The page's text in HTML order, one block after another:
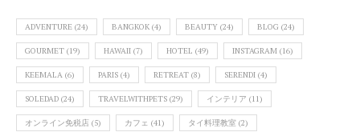
ADVENTURE (24) BANGKOK (4) BEAUTY (24) BLOG (24)
GOURMET (19) HAWAII (7) HOTEL (49) INSTAGRAM (16)
KEEMALA (6) PARIS (4) RETREAT (8) SERENDI (4)
SOLEDAD (24) TRAVELWITHPETS (29) インテリア (11)
オンライン免税店 (5) カフェ (41) タイ料理教室 (2)